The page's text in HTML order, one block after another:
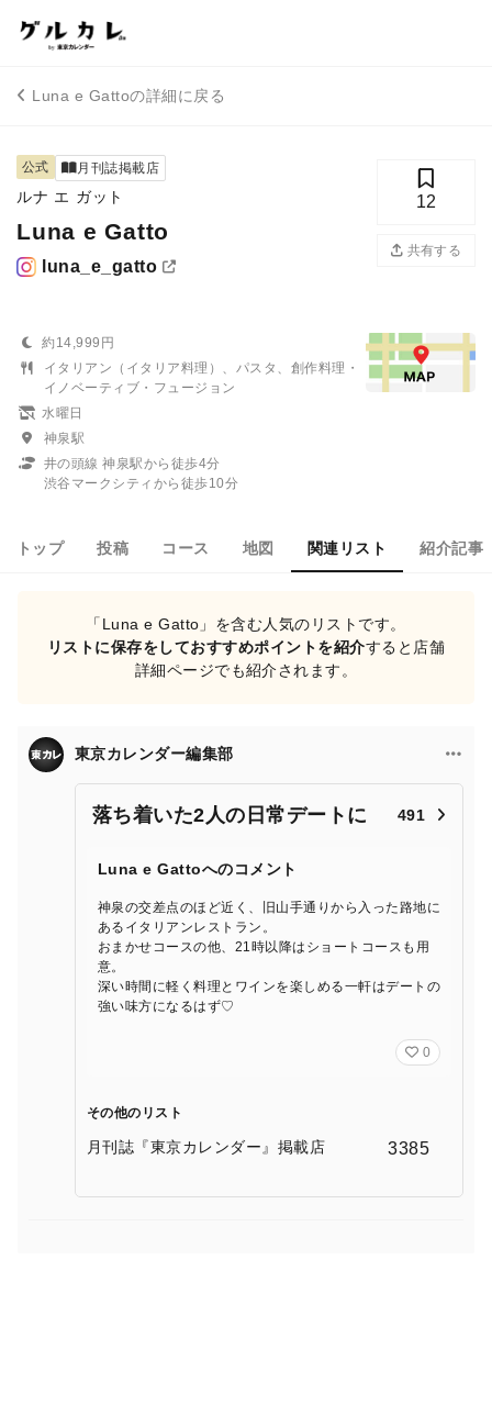
Luna e Gattoの詳細に戻る
公式 月刊誌掲載店
ルナ エ ガット
Luna e Gatto
luna_e_gatto
12
共有する
約14,999円
イタリアン（イタリア料理）、パスタ、創作料理・
イノベーティブ・フュージョン
水曜日
神泉駅
井の頭線 神泉駅から徒歩4分
渋谷マークシティから徒歩10分
トップ 投稿 コース 地図 関連リスト 紹介記事
「Luna e Gatto」を含む人気のリストです。
リストに保存をしておすすめポイントを紹介すると店舗
詳細ページでも紹介されます。
東京カレンダー編集部
落ち着いた2人の日常デートに 491
Luna e Gattoへのコメント
神泉の交差点のほど近く、旧山手通りから入った路地に
あるイタリアンレストラン。
おまかせコースの他、21時以降はショートコースも用
意。
深い時間に軽く料理とワインを楽しめる一軒はデートの
強い味方になるはず♡
0
その他のリスト
月刊誌『東京カレンダー』掲載店 3385